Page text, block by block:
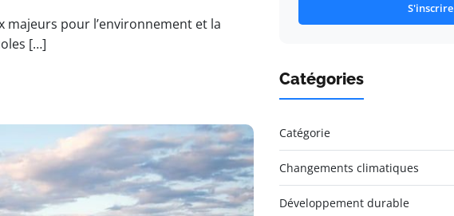
majeurs pour l’environnement et la
[…]
S'inscrire
Catégories
Catégorie
Changements climatiques
Développement durable